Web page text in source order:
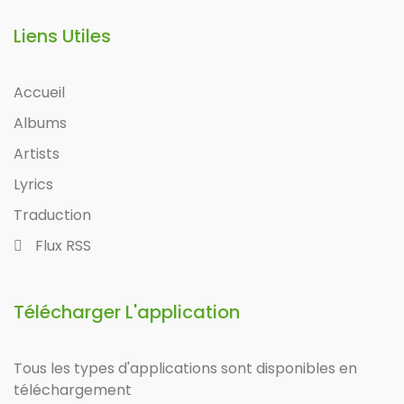
Liens Utiles
Accueil
Albums
Artists
Lyrics
Traduction
Flux RSS
Télécharger L'application
Tous les types d'applications sont disponibles en
téléchargement